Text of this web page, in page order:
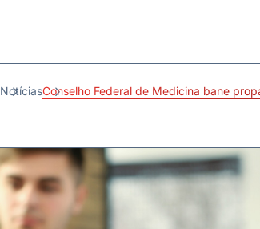
NotíciasConselho Federal de Medicina bane